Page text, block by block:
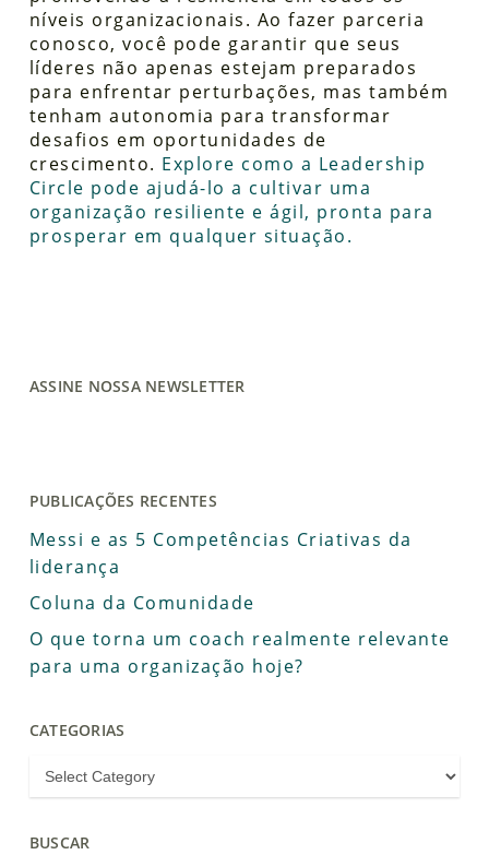
níveis organizacionais. Ao fazer parceria
conosco, você pode garantir que seus
líderes não apenas estejam preparados
para enfrentar perturbações, mas também
tenham autonomia para transformar
desafios em oportunidades de
crescimento. Explore como a Leadership
Circle pode ajudá-lo a cultivar uma
organização resiliente e ágil, pronta para
prosperar em qualquer situação.
ASSINE NOSSA NEWSLETTER
PUBLICAÇÕES RECENTES
Messi e as 5 Competências Criativas da
liderança
Coluna da Comunidade
O que torna um coach realmente relevante
para uma organização hoje?
CATEGORIAS
BUSCAR